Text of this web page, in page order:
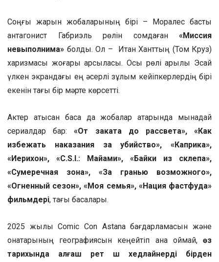
Соңғы жарқын жобаларының бірі – Моралес басты
антагонист Габриэль рөлін сомдаған «Миссия
невыполнима» болды. Ол – Итан Ханттың (Том Круз)
харизмасы жоғары қарсыласы. Осы рөлі арқылы Эсай
үлкен экрандағы ең әсерлі зұлым кейіпкерлердің бірі
екенін тағы бір мәрте көрсетті.
Актер қатысқан басқа да жобалар қатарында мынадай
сериалдар бар:«От заката до рассвета», «Как
избежать наказания за убийство», «Каприка»,
«Иерихон», «C.S.I.: Майами», «Байки из склепа»,
«Сумеречная зона», «За гранью возможного»,
«Огненный сезон», «Моя семья», «Нация фастфуда»
фильмдері, тағы басқалары.
2025 жылы Comic Con Astana бағдарламасын және
қонақтарының географиясын кеңейтіп қана қоймай, өз
тарихында алғаш рет үш хедлайнерді бірден